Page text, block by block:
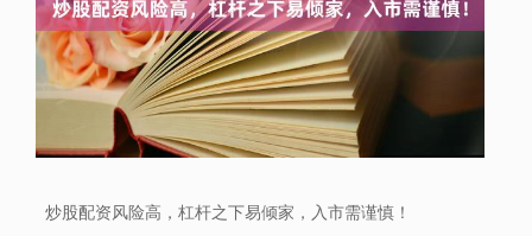
炒股配资风险高，杠杆之下易倾家，入市需谨慎！